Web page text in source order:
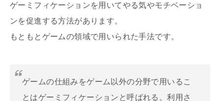
ゲーミフィケーションを用いてやる気やモチベーショ
ンを促進する方法があります。
もともとゲームの領域で用いられた手法です。
ゲームの仕組みをゲーム以外の分野で用いるこ
とはゲーミフィケーションと呼ばれる。利用さ